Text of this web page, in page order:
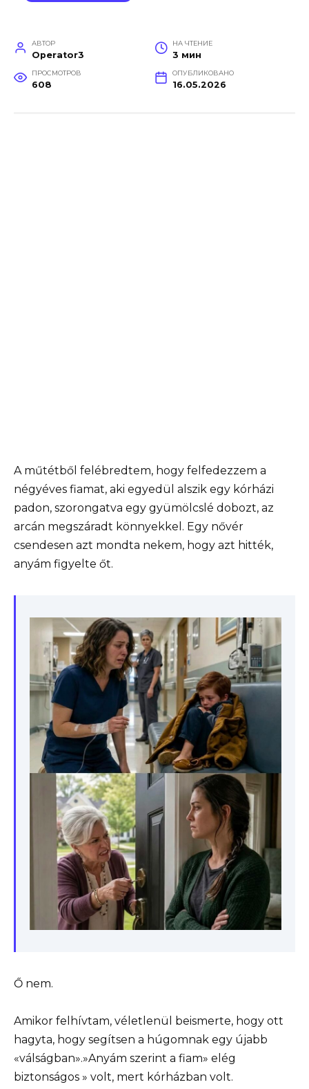
АВТОР
Operator3
НА ЧТЕНИЕ
3 мин
ПРОСМОТРОВ
608
ОПУБЛИКОВАНО
16.05.2026
A műtétből felébredtem, hogy felfedezzem a
négyéves fiamat, aki egyedül alszik egy kórházi
padon, szorongatva egy gyümölcslé dobozt, az
arcán megszáradt könnyekkel. Egy nővér
csendesen azt mondta nekem, hogy azt hitték,
anyám figyelte őt.
Ő nem.
Amikor felhívtam, véletlenül beismerte, hogy ott
hagyta, hogy segítsen a húgomnak egy újabb
«válságban».»Anyám szerint a fiam» elég
biztonságos » volt, mert kórházban volt.